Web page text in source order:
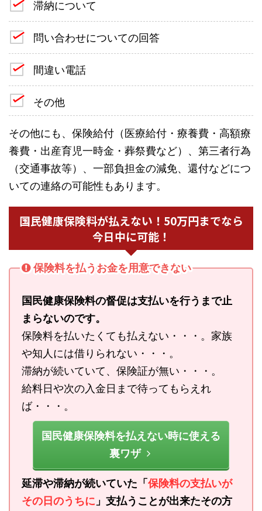
滞納について
問い合わせについての回答
間違い電話
その他
その他にも、保険給付（医療給付・療養費・高額療
養費・出産育児一時金・葬祭費など）、第三者行為
（交通事故等）、一部負担金の減免、還付などにつ
いての連絡の可能性もあります。
国民健康保険料が払えない！50万円までなら
今日中に可能！
保険料を払うお金を用意できない
国民健康保険料の督促は支払いを行うまで止
まらないのです。
保険料を払いたくても払えない・・・。家族
や知人には借りられない・・・。
滞納が続いていて、保険証が無い・・・。
給料日や次の入金日まで待ってもらえれ
ば・・・。
国民健康保険料を払えない時に使える
裏ワザ
延滞や滞納が続いていた「保険料の支払いが
その日のうちに 」支払うことが出来たその方